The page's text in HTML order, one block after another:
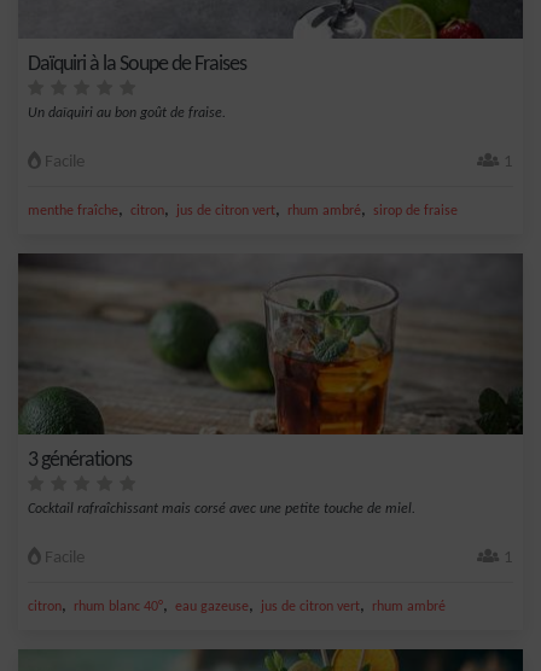
Daïquiri à la Soupe de Fraises
Un daïquiri au bon goût de fraise.
Facile 1
menthe fraîche, citron, jus de citron vert, rhum ambré, sirop de fraise
3 générations
Cocktail rafraîchissant mais corsé avec une petite touche de miel.
Facile 1
citron, rhum blanc 40°, eau gazeuse, jus de citron vert, rhum ambré